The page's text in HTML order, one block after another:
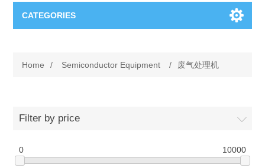
CATEGORIES
OCT光源 扫频激光器
TOPCON
Home / Semiconductor Equipment / 废气处理机
Filter by price
0 10000